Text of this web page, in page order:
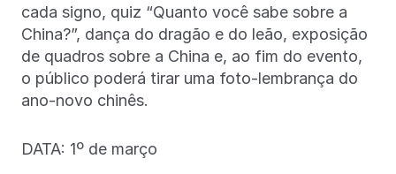
cada signo, quiz “Quanto você sabe sobre a
China?”, dança do dragão e do leão, exposição
de quadros sobre a China e, ao fim do evento,
o público poderá tirar uma foto-lembrança do
ano-novo chinês.
DATA: 1º de março